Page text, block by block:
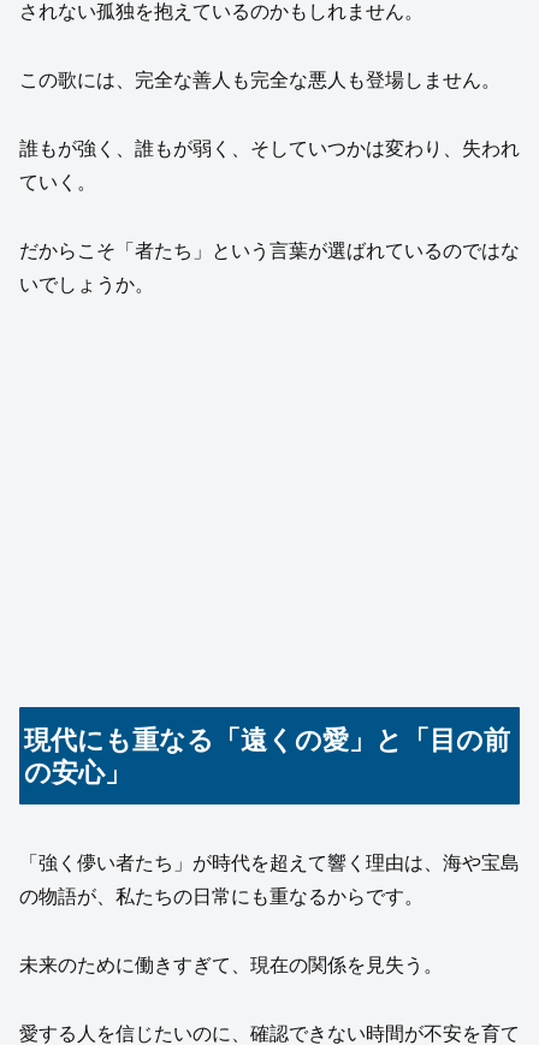
されない孤独を抱えているのかもしれません。
この歌には、完全な善人も完全な悪人も登場しません。
誰もが強く、誰もが弱く、そしていつかは変わり、失われ
ていく。
だからこそ「者たち」という言葉が選ばれているのではな
いでしょうか。
現代にも重なる「遠くの愛」と「目の前
の安心」
「強く儚い者たち」が時代を超えて響く理由は、海や宝島
の物語が、私たちの日常にも重なるからです。
未来のために働きすぎて、現在の関係を見失う。
愛する人を信じたいのに、確認できない時間が不安を育て